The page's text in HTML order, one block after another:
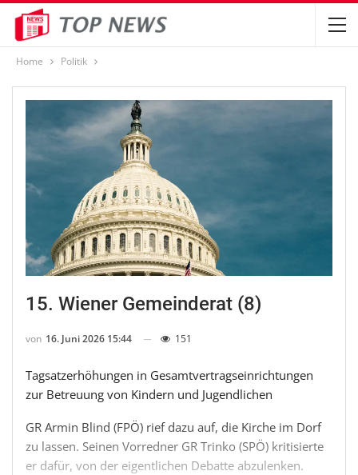
Home Politik
15. Wiener Gemeinderat (8)
von 16. Juni 2026 15:44 151
Tagsatzerhöhungen in Gesamtvertragseinrichtungen
zur Betreuung von Kindern und Jugendlichen
GR Armin Blind (FPÖ) rief dazu auf, die Kirche im Dorf
zu lassen. Seinen Vorredner GR Trinko (SPÖ) kritisierte
er dafür, von der eigentlichen Debatte abzulenken.